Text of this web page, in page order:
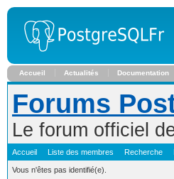
Accueil Actualités Documentation
Forums
Le forum officiel
Accueil Liste des membres Recherche
Vous n'êtes pas identifié(e).